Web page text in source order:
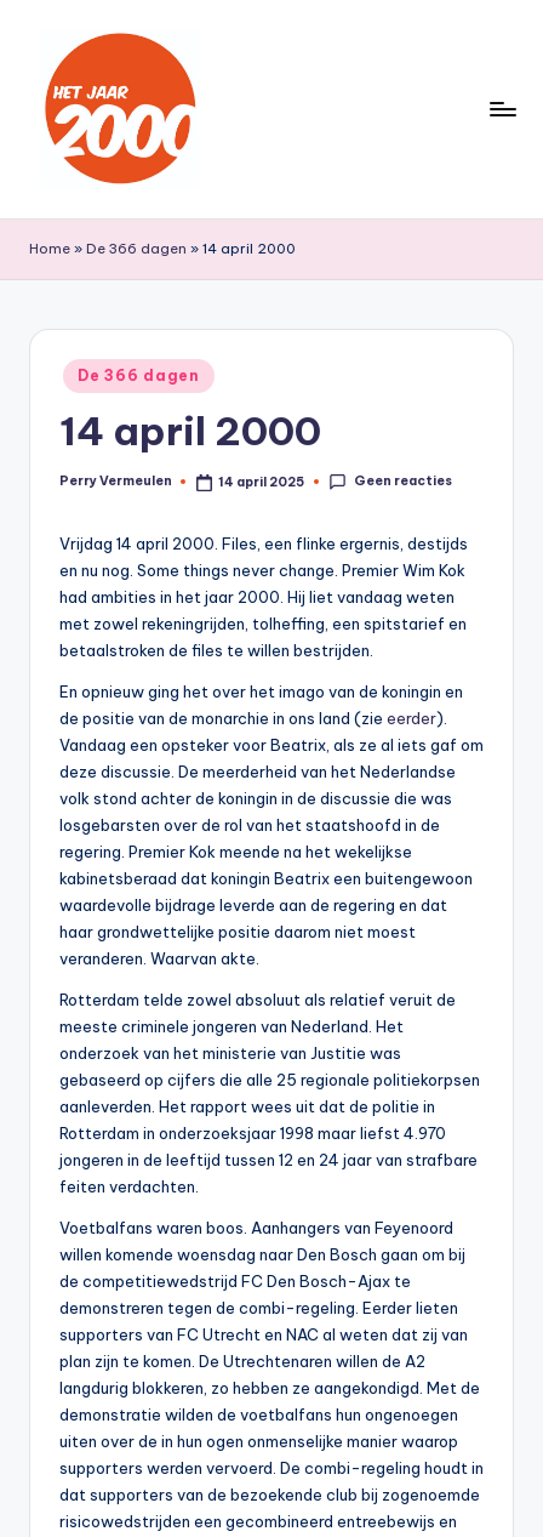
inhoud
e
t
J
0
0
lang
jaar
2000
Home » De 366 dagen » 14 april 2000
Geplaatst
in
De 366 dagen
14 april 2000
Geplaatst
Perry Vermeulen 14 april 2025 Geen reacties
Vrijdag 14 april 2000. Files, een flinke ergernis, destijds
en nu nog. Some things never change. Premier Wim Kok
had ambities in het jaar 2000. Hij liet vandaag weten
met zowel rekeningrijden, tolheffing, een spitstarief en
betaalstroken de files te willen bestrijden.
En opnieuw ging het over het imago van de koningin en
de positie van de monarchie in ons land (zie eerder).
Vandaag een opsteker voor Beatrix, als ze al iets gaf om
deze discussie. De meerderheid van het Nederlandse
volk stond achter de koningin in de discussie die was
losgebarsten over de rol van het staatshoofd in de
regering. Premier Kok meende na het wekelijkse
kabinetsberaad dat koningin Beatrix een buitengewoon
waardevolle bijdrage leverde aan de regering en dat
haar grondwettelijke positie daarom niet moest
veranderen. Waarvan akte.
Rotterdam telde zowel absoluut als relatief veruit de
meeste criminele jongeren van Nederland. Het
onderzoek van het ministerie van Justitie was
gebaseerd op cijfers die alle 25 regionale politiekorpsen
aanleverden. Het rapport wees uit dat de politie in
Rotterdam in onderzoeksjaar 1998 maar liefst 4.970
jongeren in de leeftijd tussen 12 en 24 jaar van strafbare
feiten verdachten.
Voetbalfans waren boos. Aanhangers van Feyenoord
willen komende woensdag naar Den Bosch gaan om bij
de competitiewedstrijd FC Den Bosch-Ajax te
demonstreren tegen de combi-regeling. Eerder lieten
supporters van FC Utrecht en NAC al weten dat zij van
plan zijn te komen. De Utrechtenaren willen de A2
langdurig blokkeren, zo hebben ze aangekondigd. Met de
demonstratie wilden de voetbalfans hun ongenoegen
uiten over de in hun ogen onmenselijke manier waarop
supporters werden vervoerd. De combi-regeling houdt in
dat supporters van de bezoekende club bij zogenoemde
risicowedstrijden een gecombineerd entreebewijs en